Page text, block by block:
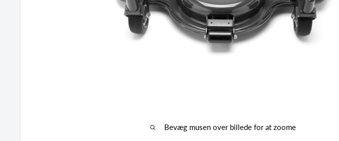
Bevæg musen over billede for at zoome